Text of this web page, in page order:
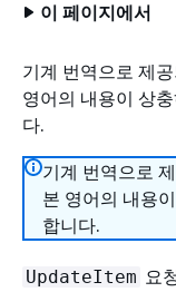
이 페이지에서
기계 번역으로 제
영어의 내용이 상
다.
기계 번역으로
본 영어의 내용
합니다.
UpdateItem 요